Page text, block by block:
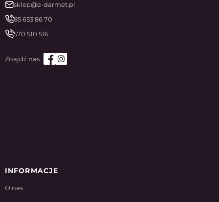
sklep@e-darmet.pl
85 653 86 70
570 510 516
INFORMACJE
O nas